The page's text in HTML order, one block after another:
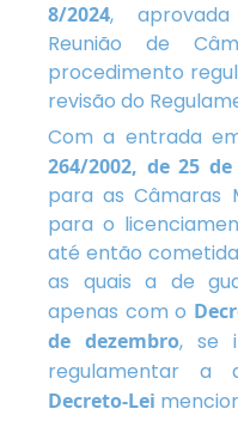
8/2024,
Reunião de
procedimento
revisão do
Com a entrada
264/2002, de 25
para as Câmaras
para o
até então
as quais a de
apenas com o
de dezembro, se
regulamentar a
Decreto-Lei